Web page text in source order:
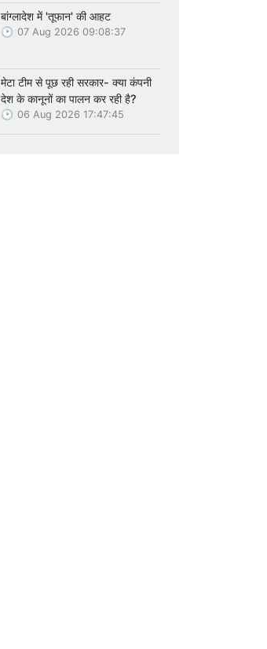
बांग्लादेश में 'तूफान' की आहट
07 Aug 2026 09:08:37
मेटा टीम से पूछ रही सरकार- क्या कंपनी
देश के कानूनों का पालन कर रही है?
06 Aug 2026 17:47:45